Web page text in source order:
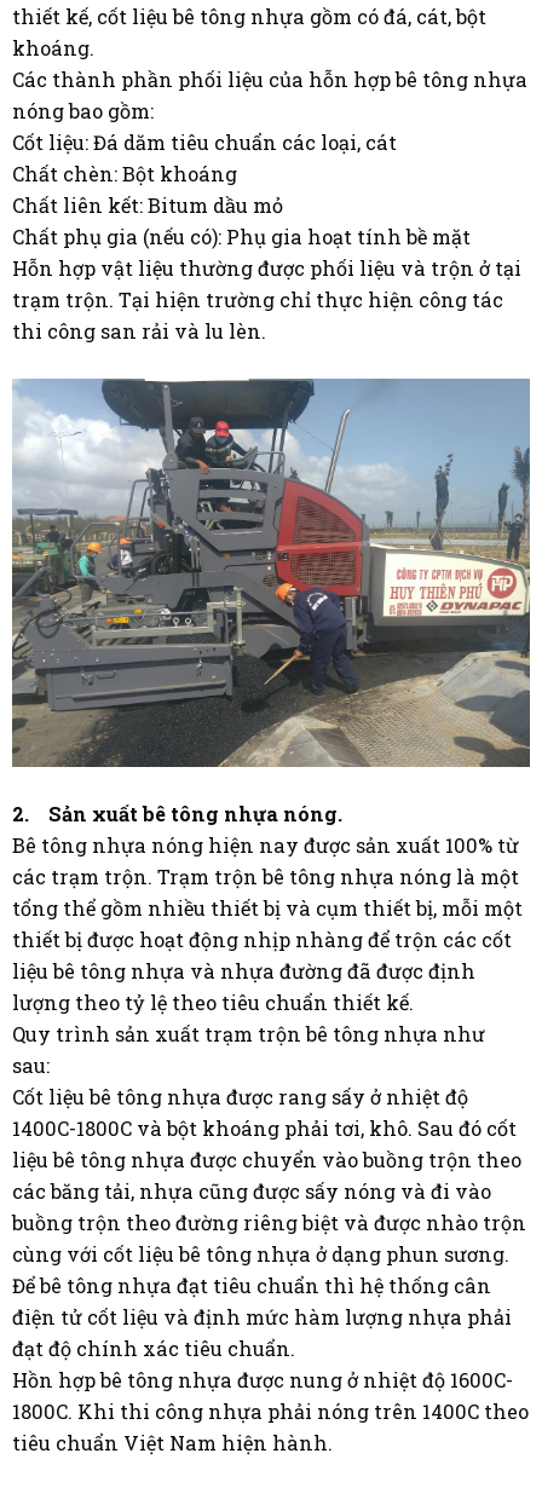
thiết kế, cốt liệu bê tông nhựa gồm có đá, cát, bột
khoáng.
Các thành phần phối liệu của hỗn hợp bê tông nhựa
nóng bao gồm:
Cốt liệu: Đá dăm tiêu chuẩn các loại, cát
Chất chèn: Bột khoáng
Chất liên kết: Bitum dầu mỏ
Chất phụ gia (nếu có): Phụ gia hoạt tính bề mặt
Hỗn hợp vật liệu thường được phối liệu và trộn ở tại
trạm trộn. Tại hiện trường chỉ thực hiện công tác
thi công san rải và lu lèn.
2. Sản xuất bê tông nhựa nóng.
Bê tông nhựa nóng hiện nay được sản xuất 100% từ
các trạm trộn. Trạm trộn bê tông nhựa nóng là một
tổng thể gồm nhiều thiết bị và cụm thiết bị, mỗi một
thiết bị được hoạt động nhịp nhàng để trộn các cốt
liệu bê tông nhựa và nhựa đường đã được định
lượng theo tỷ lệ theo tiêu chuẩn thiết kế.
Quy trình sản xuất trạm trộn bê tông nhựa như
sau:
Cốt liệu bê tông nhựa được rang sấy ở nhiệt độ
1400C-1800C và bột khoáng phải tơi, khô. Sau đó cốt
liệu bê tông nhựa được chuyển vào buồng trộn theo
các băng tải, nhựa cũng được sấy nóng và đi vào
buồng trộn theo đường riêng biệt và được nhào trộn
cùng với cốt liệu bê tông nhựa ở dạng phun sương.
Để bê tông nhựa đạt tiêu chuẩn thì hệ thống cân
điện tử cốt liệu và định mức hàm lượng nhựa phải
đạt độ chính xác tiêu chuẩn.
Hồn hợp bê tông nhựa được nung ở nhiệt độ 1600C-
1800C. Khi thi công nhựa phải nóng trên 1400C theo
tiêu chuẩn Việt Nam hiện hành.